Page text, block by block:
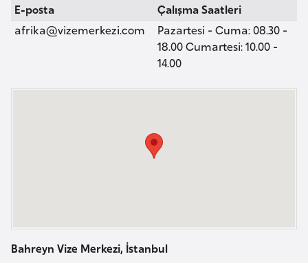
l
e
E-posta
afrika@vizemerkezi.com
Çalışma Saatleri
Pazartesi - Cuma: 08.30 -
18.00 Cumartesi: 10.00 -
14.00
Bahreyn Vize Merkezi, İstanbul
y
a
z